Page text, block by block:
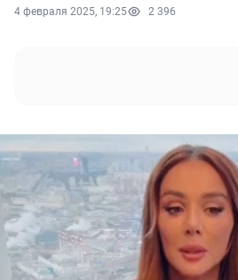
4 февраля 2025, 19:25 2 396